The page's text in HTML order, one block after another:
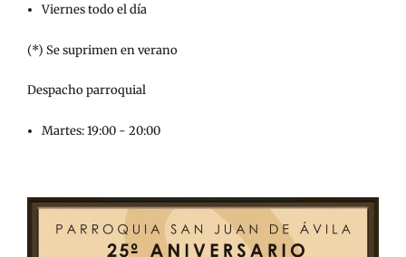
Viernes todo el día
(*) Se suprimen en verano
Despacho parroquial
Martes: 19:00 - 20:00